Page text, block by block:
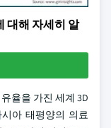
대해 자세히 알
율을 가진 세계 3D
아 태평양의 의료